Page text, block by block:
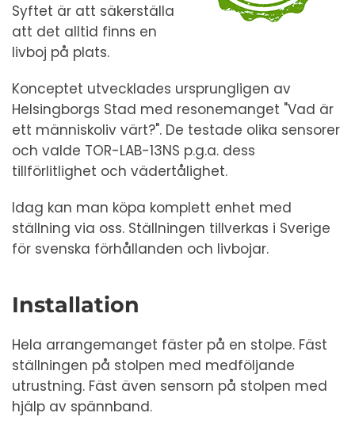
Syftet är att säkerställa
att det alltid finns en
livboj på plats.
Konceptet utvecklades ursprungligen av
Helsingborgs Stad med resonemanget "Vad är
ett människoliv värt?". De testade olika sensorer
och valde TOR-LAB-13NS p.g.a. dess
tillförlitlighet och vädertålighet.
Idag kan man köpa komplett enhet med
ställning via oss. Ställningen tillverkas i Sverige
för svenska förhållanden och livbojar.
Installation
Hela arrangemanget fäster på en stolpe. Fäst
ställningen på stolpen med medföljande
utrustning. Fäst även sensorn på stolpen med
hjälp av spännband.